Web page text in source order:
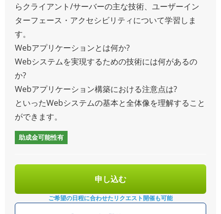
らクライアント/サーバーの主な技術、ユーザーイン
ターフェース・アクセシビリティについて学習しま
す。
Webアプリケーションとは何か?
Webシステムを実現するための技術には何があるの
か?
Webアプリケーション構築における注意点は?
といったWebシステムの基本と全体像を理解すること
ができます。
助成金可能性有
申し込む
ご希望の日程に合わせたリクエスト開催も可能